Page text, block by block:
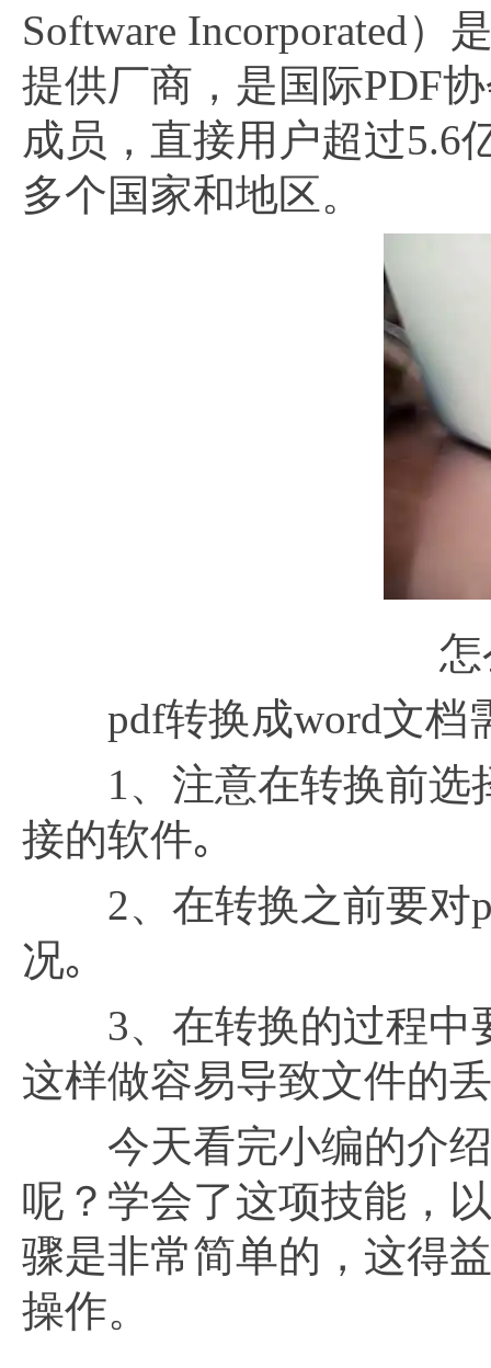
Software Incorporated
提供厂商，是国际PDF
成员，直接用户超过5.6
多个国家和地区。
怎
pdf转换成word文档
1、注意在转换前选
接的软件｡
2、在转换之前要对
况｡
3、在转换的过程中
这样做容易导致文件的
今天看完小编的介绍
呢？学会了这项技能，
骤是非常简单的，这得
操作。